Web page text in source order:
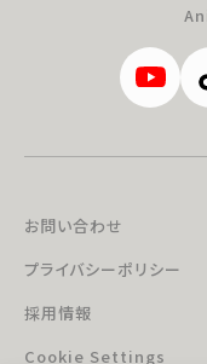
お問い合わせ
プライバシーポリシー
採用情報
Cookie Settings